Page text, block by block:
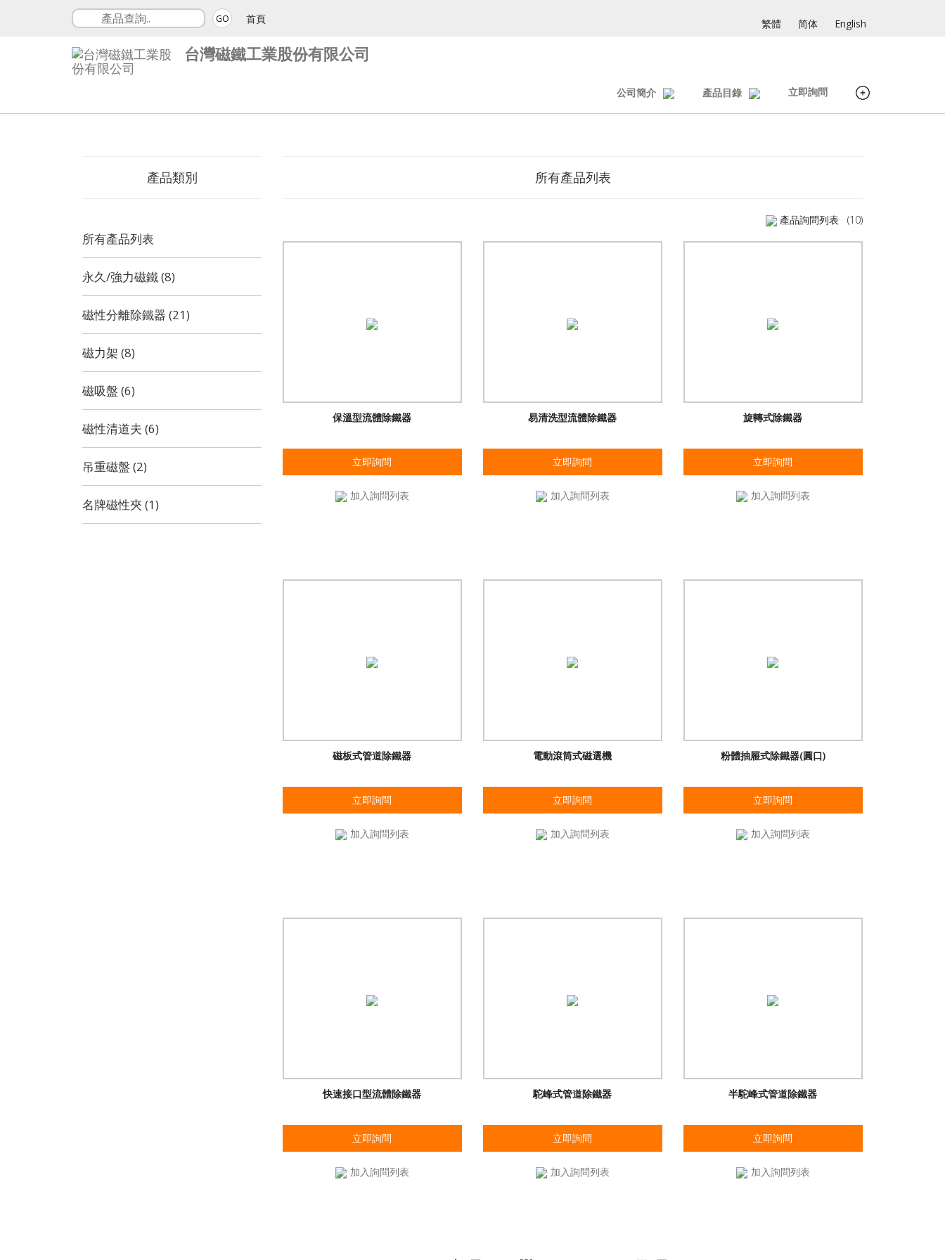
GO 首頁 繁體 简体 English
台灣磁鐵工業股份有限公司
公司簡介 產品目錄 立即詢問
產品類別
所有產品列表
永久/強力磁鐵 (8)
磁性分離除鐵器 (21)
磁力架 (8)
磁吸盤 (6)
磁性清道夫 (6)
吊重磁盤 (2)
名牌磁性夾 (1)
所有產品列表
產品詢問列表 (10)
保溫型流體除鐵器
立即詢問
加入詢問列表
易清洗型流體除鐵器
立即詢問
加入詢問列表
旋轉式除鐵器
立即詢問
加入詢問列表
磁板式管道除鐵器
立即詢問
加入詢問列表
電動滾筒式磁選機
立即詢問
加入詢問列表
粉體抽屜式除鐵器(圓口)
立即詢問
加入詢問列表
快速接口型流體除鐵器
立即詢問
加入詢問列表
駝峰式管道除鐵器
立即詢問
加入詢問列表
半駝峰式管道除鐵器
立即詢問
加入詢問列表